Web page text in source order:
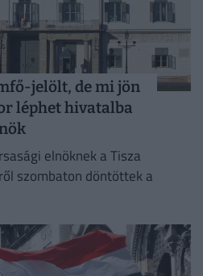
jelölt, de mi jön
léphet hivatalba
elnöknek a Tisza
szombaton döntöttek a